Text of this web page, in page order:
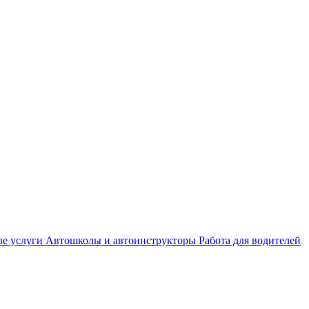
услуги Автошколы и автоинструкторы Работа для водителей